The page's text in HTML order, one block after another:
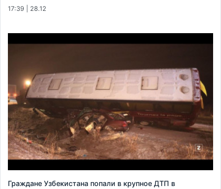
17:39 | 28.12
Граждане Узбекистана попали в крупное ДТП в